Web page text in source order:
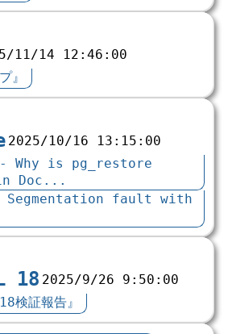
11/14 12:46:00
』
2025/10/16 13:15:00
Why is pg_restore
Doc...
Segmentation fault with
18 2025/9/26 9:50:00
検証報告』